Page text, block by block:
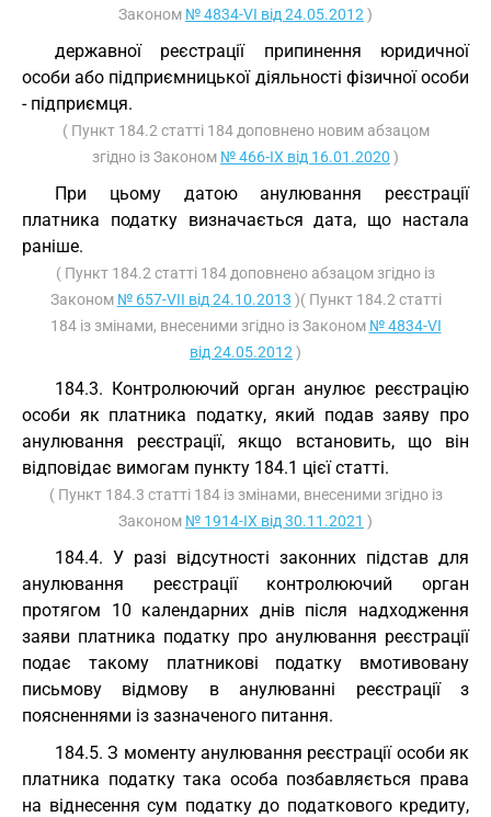
Законом № 4834-VI від 24.05.2012 )
державної реєстрації припинення юридичної
особи або підприємницької діяльності фізичної особи
- підприємця.
( Пункт 184.2 статті 184 доповнено новим абзацом
згідно із Законом № 466-IX від 16.01.2020 )
При цьому датою анулювання реєстрації
платника податку визначається дата, що настала
раніше.
( Пункт 184.2 статті 184 доповнено абзацом згідно із
Законом № 657-VII від 24.10.2013 )( Пункт 184.2 статті
184 із змінами, внесеними згідно із Законом № 4834-VI
від 24.05.2012 )
184.3. Контролюючий орган анулює реєстрацію
особи як платника податку, який подав заяву про
анулювання реєстрації, якщо встановить, що він
відповідає вимогам пункту 184.1 цієї статті.
( Пункт 184.3 статті 184 із змінами, внесеними згідно із
Законом № 1914-IX від 30.11.2021 )
184.4. У разі відсутності законних підстав для
анулювання реєстрації контролюючий орган
протягом 10 календарних днів після надходження
заяви платника податку про анулювання реєстрації
подає такому платникові податку вмотивовану
письмову відмову в анулюванні реєстрації з
поясненнями із зазначеного питання.
184.5. З моменту анулювання реєстрації особи як
платника податку така особа позбавляється права
на віднесення сум податку до податкового кредиту,